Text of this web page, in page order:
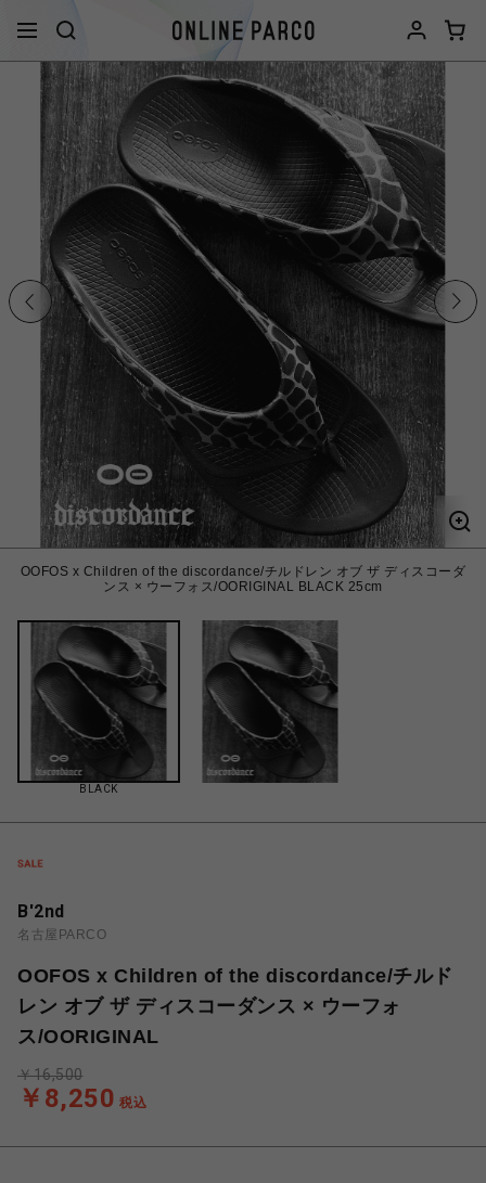
OOFOS x Children of the discordance/チルドレン オブ ザ ディスコーダ
ンス × ウーフォス/OORIGINAL BLACK 25cm
BLACK
B'2nd
名古屋PARCO
OOFOS x Children of the discordance/チルド
レン オブ ザ ディスコーダンス × ウーフォ
ス/OORIGINAL
￥8,250 税込
￥16,500